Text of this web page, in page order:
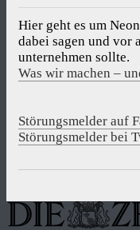
Hier geht es um
dabei sagen und vor
unternehmen sollte.
Was wir machen –
Störungsmelder auf
Störungsmelder bei